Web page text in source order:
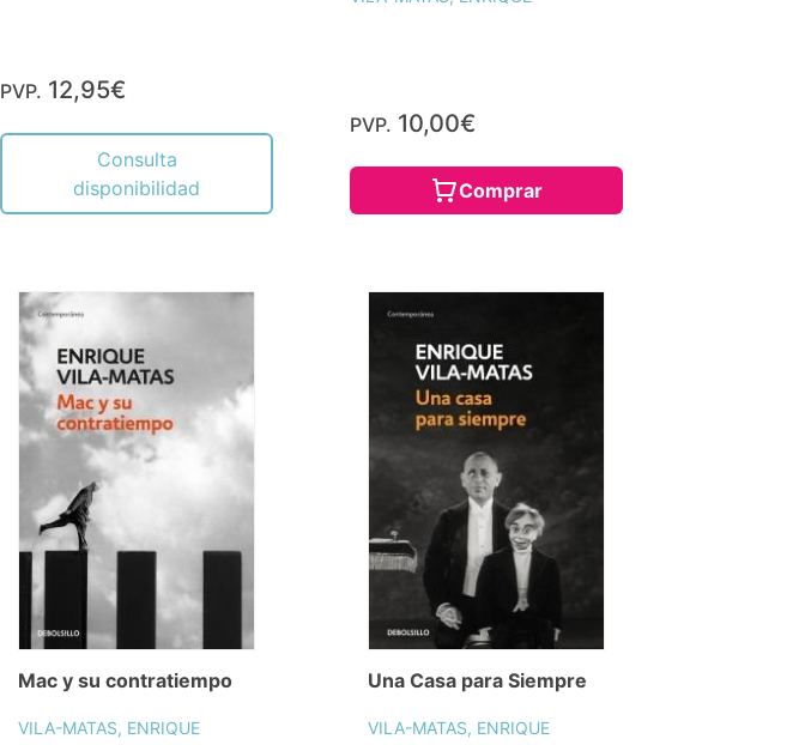
PVP. 12,95€
Consulta
disponibilidad
PVP. 10,00€
Comprar
Mac y su contratiempo
VILA-MATAS, ENRIQUE
Una Casa para Siempre
VILA-MATAS, ENRIQUE